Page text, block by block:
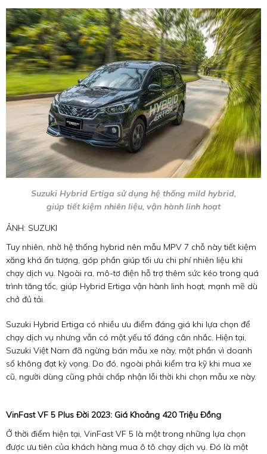
Suzuki Hybrid Ertiga sử dụng hệ thống mild hybrid,
giúp tiết kiệm nhiên liệu, vận hành linh hoạt
ẢNH: SUZUKI
Tuy nhiên, nhờ hệ thống hybrid nên mẫu MPV 7 chỗ này tiết kiệm
xăng khá ấn tượng, góp phần giúp tối ưu chi phí nhiên liệu khi
chạy dịch vụ. Ngoài ra, mô-tơ điện hỗ trợ thêm sức kéo trong quá
trình tăng tốc, giúp Hybrid Ertiga vận hành linh hoạt, mạnh mẽ dù
chở đủ tải.
Suzuki Hybrid Ertiga có nhiều ưu điểm đáng giá khi lựa chọn để
chạy dịch vụ nhưng vẫn có một yếu tố đáng cân nhắc. Hiện tại,
Suzuki Việt Nam đã ngừng bán mẫu xe này, một phần vì doanh
số không đạt kỳ vọng. Do đó, ngoài phải kiểm tra kỹ khi mua xe
cũ, người dùng cũng phải chấp nhận lỗi thời khi chọn mẫu xe này.
VinFast VF 5 Plus Đời 2023: Giá Khoảng 420 Triệu Đồng
Ở thời điểm hiện tại, VinFast VF 5 là một trong những lựa chọn
được ưu tiên của khách hàng mua ô tô chạy dịch vụ. Đó là một